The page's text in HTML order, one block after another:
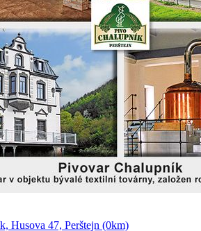
Husova 47, Perštejn (0km)